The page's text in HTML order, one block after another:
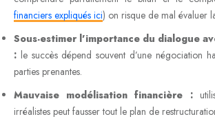
financiers expliqués ici) on risque de mal évaluer
Sous-estimer l’importance du dialogue
: le succès dépend souvent d’une négociation
parties prenantes.
Mauvaise modélisation financière :
irréalistes peut fausser tout le plan de